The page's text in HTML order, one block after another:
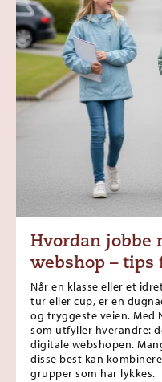
Hvordan jobbe
webshop – tips
Når en klasse eller et
tur eller cup, er en
og tryggeste veien. Med
som utfyller hverandre:
digitale webshopen.
disse best kan
grupper som har lykkes.